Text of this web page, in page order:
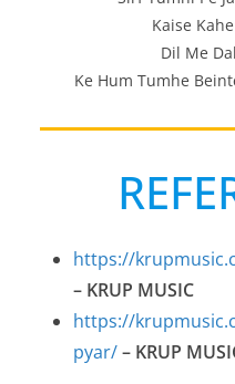
Kaise
Dil Me
Ke Hum Tumhe
https://
– KRUP MUSIC
https://
pyar/– KRUP